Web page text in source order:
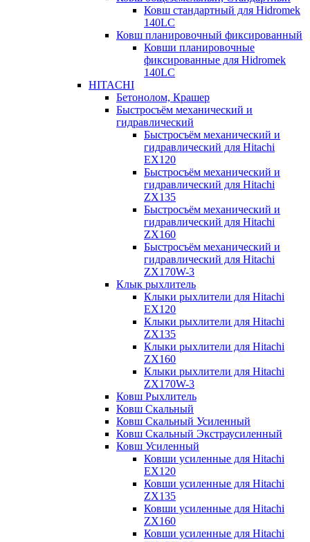
Ковш стандартный для Hidromek
140LC
Ковш планировочный фиксированный
Ковши планировочные
фиксированные для Hidromek
140LC
HITACHI
Бетонолом, Крашер
Быстросъём механический и
гидравлический
Быстросъём механический и
гидравлический для Hitachi
EX120
Быстросъём механический и
гидравлический для Hitachi
ZX135
Быстросъём механический и
гидравлический для Hitachi
ZX160
Быстросъём механический и
гидравлический для Hitachi
ZX170W-3
Клык рыхлитель
Клыки рыхлители для Hitachi
EX120
Клыки рыхлители для Hitachi
ZX135
Клыки рыхлители для Hitachi
ZX160
Клыки рыхлители для Hitachi
ZX170W-3
Ковш Рыхлитель
Ковш Скальный
Ковш Скальный Усиленный
Ковш Скальный Экстраусиленный
Ковш Усиленный
Ковши усиленные для Hitachi
EX120
Ковши усиленные для Hitachi
ZX135
Ковши усиленные для Hitachi
ZX160
Ковши усиленные для Hitachi